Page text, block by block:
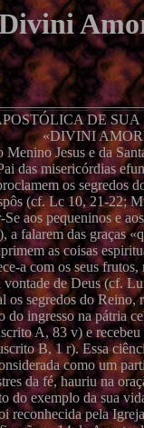
DE
«DIVINI
Menino Jesus e da
misericórdias
os segredos
(cf. Lc 10, 21-22;
aos pequeninos e
falarem das graças
as coisas
a com os seus
de Deus (cf.
segredos do
ingresso na pátria
A, 83 v) e
B, 1 r). Essa
como um
da fé, hauriu na
exemplo da sua
reconhecida pela